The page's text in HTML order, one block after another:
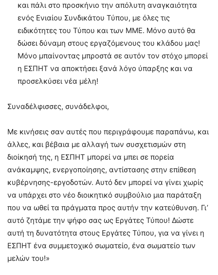
και πάλι στο προσκήνιο την απόλυτη αναγκαιότητα
ενός Ενιαίου Συνδικάτου Τύπου, με όλες τις
ειδικότητες του Τύπου και των ΜΜΕ. Μόνο αυτό θα
δώσει δύναμη στους εργαζόμενους του κλάδου μας!
Μόνο μπαίνοντας μπροστά σε αυτόν τον στόχο μπορεί
η ΕΣΠΗΤ να αποκτήσει ξανά λόγο ύπαρξης και να
προσελκύσει νέα μέλη!
Συναδέλφισσες, συνάδελφοι,
Με κινήσεις σαν αυτές που περιγράφουμε παραπάνω, και
άλλες, και βέβαια με αλλαγή των συσχετισμών στη
διοίκησή της, η ΕΣΠΗΤ μπορεί να μπει σε πορεία
ανάκαμψης, ενεργοποίησης, αντίστασης στην επίθεση
κυβέρνησης-εργοδοτών. Αυτό δεν μπορεί να γίνει χωρίς
να υπάρχει στο νέο διοικητικό συμβούλιο μια παράταξη
που να ωθεί τα πράγματα προς αυτήν την κατεύθυνση. Γι’
αυτό ζητάμε την ψήφο σας ως Εργάτες Τύπου! Δώστε
αυτή τη δυνατότητα στους Εργάτες Τύπου, για να γίνει η
ΕΣΠΗΤ ένα συμμετοχικό σωματείο, ένα σωματείο των
μελών του!»